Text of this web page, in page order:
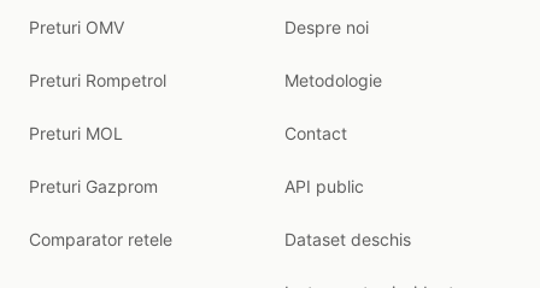
Preturi OMV
Preturi Rompetrol
Preturi MOL
Preturi Gazprom
Comparator retele
Despre noi
Metodologie
Contact
API public
Dataset deschis